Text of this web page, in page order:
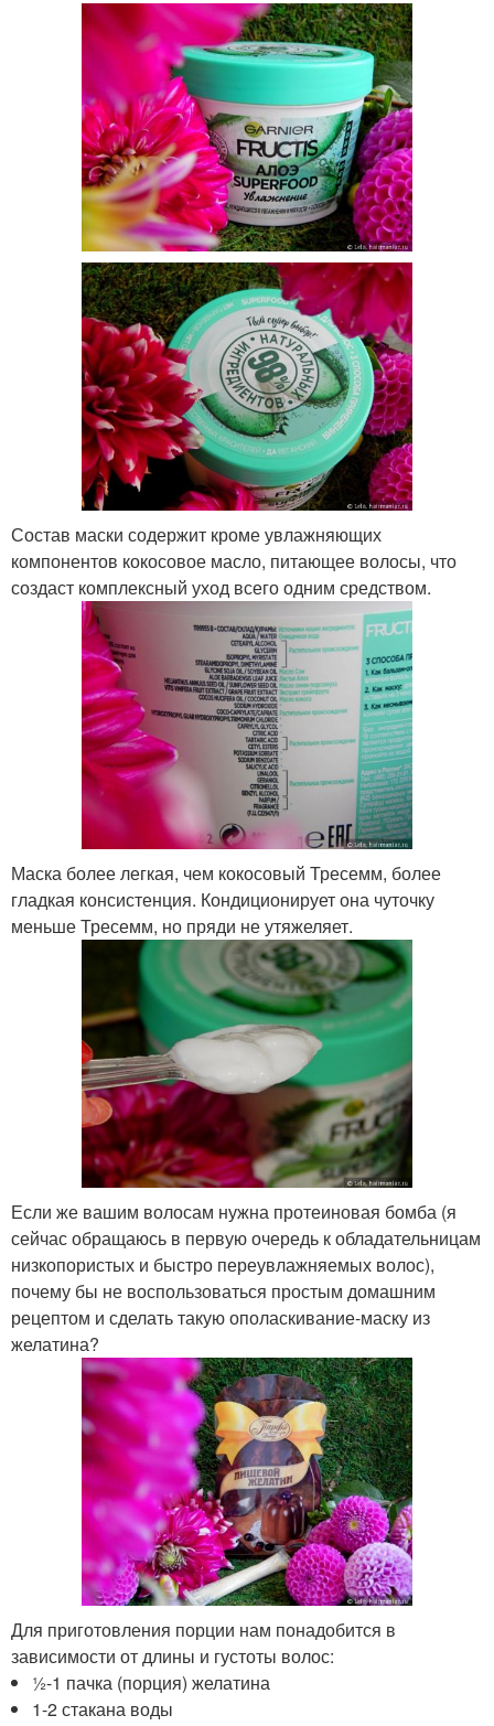
Состав маски содержит кроме увлажняющих
компонентов кокосовое масло, питающее волосы, что
создаст комплексный уход всего одним средством.
Маска более легкая, чем кокосовый Тресемм, более
гладкая консистенция. Кондиционирует она чуточку
меньше Тресемм, но пряди не утяжеляет.
Если же вашим волосам нужна протеиновая бомба (я
сейчас обращаюсь в первую очередь к обладательницам
низкопористых и быстро переувлажняемых волос),
почему бы не воспользоваться простым домашним
рецептом и сделать такую ополаскивание-маску из
желатина?
Для приготовления порции нам понадобится в
зависимости от длины и густоты волос:
½-1 пачка (порция) желатина
1-2 стакана воды